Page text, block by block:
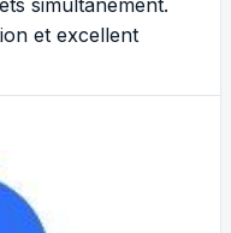
simultanément.
et excellent